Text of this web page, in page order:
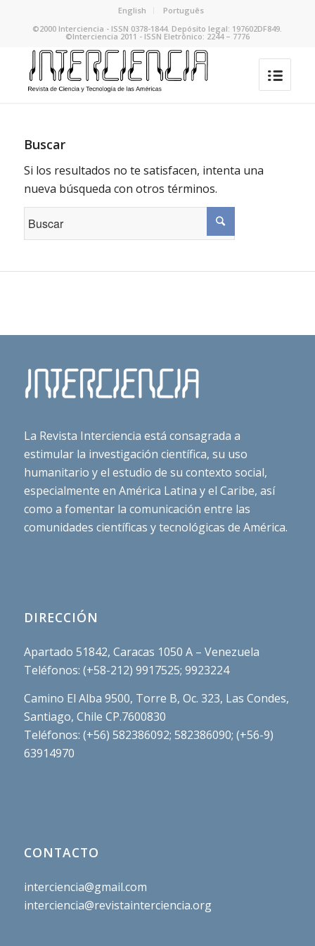
English
Português
©2000 Interciencia - ISSN 0378-1844. Depósito legal: 197602DF849.
©Interciencia 2011 - ISSN Eletrônico: 2244 – 7776
Buscar
Si los resultados no te satisfacen, intenta una
nueva búsqueda con otros términos.
La Revista Interciencia está consagrada a
estimular la investigación científica, su uso
humanitario y el estudio de su contexto social,
especialmente en América Latina y el Caribe, así
como a fomentar la comunicación entre las
comunidades científicas y tecnológicas de América.
DIRECCIÓN
Apartado 51842, Caracas 1050 A – Venezuela
Teléfonos: (+58-212) 9917525; 9923224
Camino El Alba 9500, Torre B, Oc. 323, Las Condes,
Santiago, Chile CP.7600830
Teléfonos: (+56) 582386092; 582386090; (+56-9)
63914970
CONTACTO
interciencia@gmail.com
interciencia@revistainterciencia.org